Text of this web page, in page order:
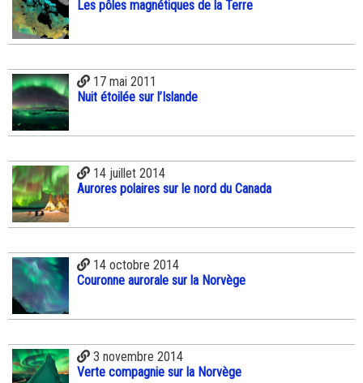
Les pôles magnétiques de la Terre
17 mai 2011
Nuit étoilée sur l’Islande
14 juillet 2014
Aurores polaires sur le nord du Canada
14 octobre 2014
Couronne aurorale sur la Norvège
3 novembre 2014
Verte compagnie sur la Norvège